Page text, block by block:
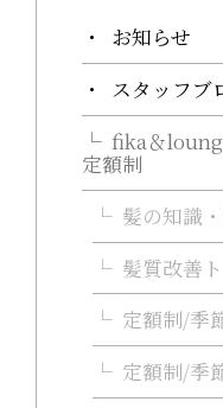
お知らせ
スタッフブ
fika＆
定額制
髪の知識
髪質改善
定額制/季
定額制/季